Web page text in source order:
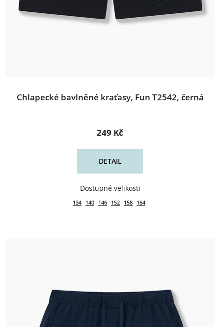
Chlapecké bavlněné kraťasy, Fun T2542, černá
249 Kč
DETAIL
134 140 146 152 158 164